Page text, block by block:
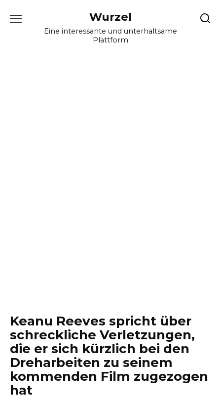
Wurzel
Eine interessante und unterhaltsame
Plattform
Keanu Reeves spricht über
schreckliche Verletzungen,
die er sich kürzlich bei den
Dreharbeiten zu seinem
kommenden Film zugezogen
hat